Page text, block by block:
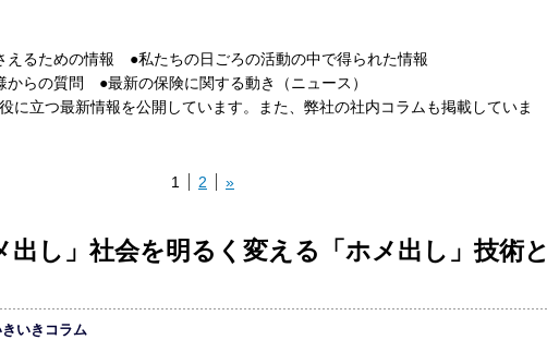
えるための情報 ●私たちの日ごろの活動の中で得られた情報
からの質問 ●最新の保険に関する動き（ニュース）
に立つ最新情報を公開しています。また、弊社の社内コラムも掲載していま
1 2 »
出し」社会を明るく変える「ホメ出し」技術と
きいきコラム